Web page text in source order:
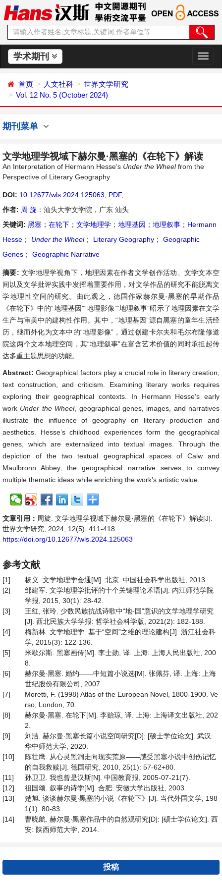
学术期刊
切
换
首页 人文社科
世界文学研究
Vol. 12 No. 5 (October 2024)
期刊菜单
文学地理学视域下赫尔曼·黑塞的《在轮下》解读
An Interpretation of Hermann Hesse’s Under the Wheelfrom the
Perspective of Literary Geography
DOI: 10.12677/wls.2024.125063 PDF,
作者: 周 旋 ：汕头大学文学院，广东 汕头
关键词: 黑塞 ； 在轮下 ； 文学地理学 ； 地理基因 ； 地理叙事 ； Hermann
Hesse ； Under the Wheel； Literary Geography ；
Geographic
Genes ； Geographic Narrative
摘要: 文学地理学视角下，地理因素在作者文学创作活动、文学文本空
间以及文学批评实践中发挥着重要作用，对文学作品的研究不能脱离文
学地理性空间的研究。由此观之，德国作家赫尔曼·黑塞的早期作品
《在轮下》中的“地理基因”“地理影像”“地理叙事”昭示了地理因素在文学
生产与审美中的建构性作用。其中，“地理基因”源自黑塞的童年生活经
历，继而外化为文本中的“地理影像”，通过创建卡尔夫和毛尔布隆修道
院这两个文本地理空间，其“地理叙事”在富含艺术价值的同时承担起传
达多重主题思想的功能。
Abstract:Geographical factors play a crucial role in literary creation,
text construction, and criticism. Examining literary works requires
exploring their geographical contexts. In Hermann Hesse’s early
work Under the Wheel, geographical genes, images, and narratives
illustrate the influence of geography on literary production and
aesthetics. Hesse’s childhood experiences form the geographical
genes, which are externalized into textual images. Through the
depiction of the two textual geographical spaces of Calw and
Maulbronn Abbey, the geographical narrative serves to convey
multiple thematic ideas while enriching the work’s artistic value.
文章引用： 周旋. 文学地理学视域下赫尔曼·黑塞的《在轮下》解读[J].
世界文学研究, 2024, 12(5): 411-418.
https://doi.org/10.12677/wls.2024.125063
参考文献
[1]
杨义. 文学地理学会通[M]. 北京: 中国社会科学出版社, 2013.
[2]
邹建军. 文学地理学批评的十个关键理论术语[J]. 内江师范学院
学报, 2015, 30(1): 28-42.
[3]
王红, 张玲. 少数民族抗战诗歌中“地-国”意识的文学地理学研究
[J]. 西北民族大学学报: 哲学社会科学版, 2021(2): 182-188.
[4]
梅新林. 文学地理学: 基于“空间”之维的理论建构[J]. 浙江社会科
学, 2015(3): 122-136.
[5]
米歇尔斯. 黑塞画传[M]. 李士勋, 译. 上海: 上海人民出版社, 200
8.
[6]
赫尔曼∙黑塞. 婚约——中短篇小说选[M]. 张佩芬, 译. 上海: 上海
世纪股份有限公司, 2007.
[7]
Moretti, F. (1998) Atlas of the European Novel, 1800-1900. Ve
rso, London, 70.
[8]
赫尔曼∙黑塞. 在轮下[M]. 李贻琼, 译. 上海: 上海译文出版社, 202
2.
[9]
刘洁. 赫尔曼∙黑塞长篇小说空间研究[D]: [硕士学位论文]. 武汉:
华中师范大学, 2020.
[10]
陈壮鹰. 从心灵黑洞走向现实荒原——感受黑塞小说中创伤记忆
的自我救赎[J]. 德国研究, 2010, 25(1): 57-62+80.
[11]
孙卫卫. 我也曾是汉斯[N]. 中国教育报, 2005-07-21(7).
[12]
祖国颂. 叙事的诗学[M]. 合肥: 安徽大学出版社, 2003.
[13]
楚旭. 谈谈赫尔曼∙黑塞的小说《在轮下》[J]. 当代外国文学, 198
1(1): 80-83.
[14]
曹晓航. 赫尔曼∙黑塞作品中的自然观研究[D]: [硕士学位论文]. 西
安: 陕西师范大学, 2014.
投稿